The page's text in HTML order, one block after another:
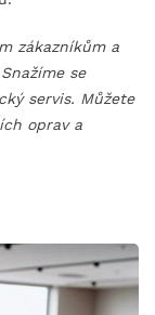
zákazníkům a
se
servis. Můžete
oprav a